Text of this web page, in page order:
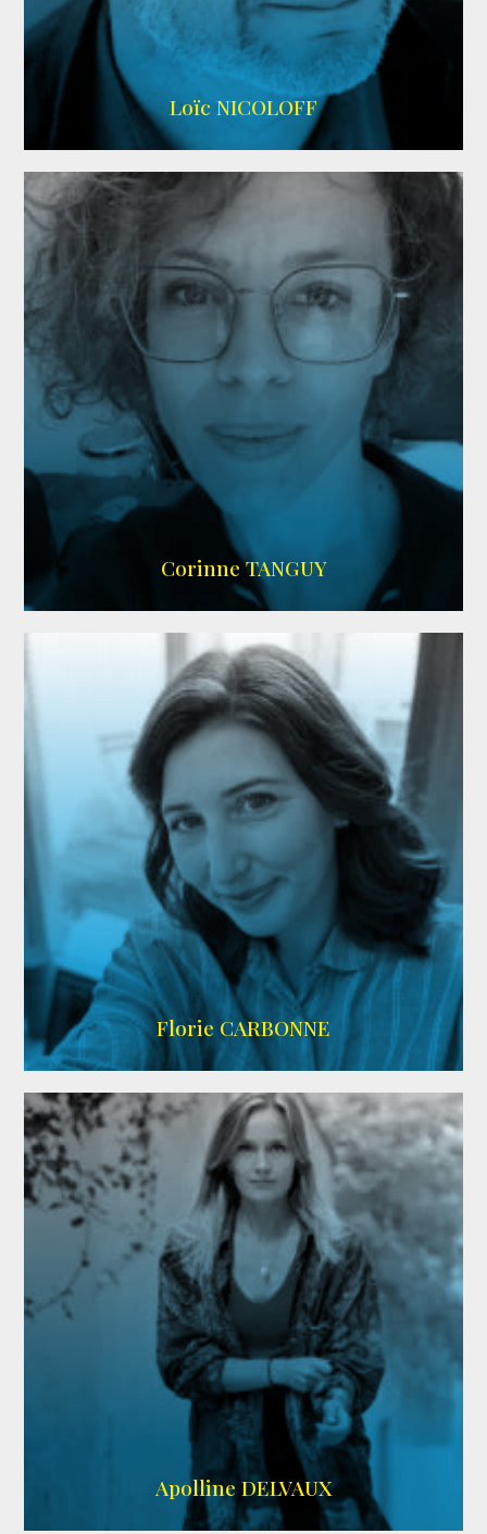
Wikipedia
Loïc NICOLOFF
SITE OFFICIEL
Corinne TANGUY
Imdb
Florie CARBONNE
Apolline DELVAUX